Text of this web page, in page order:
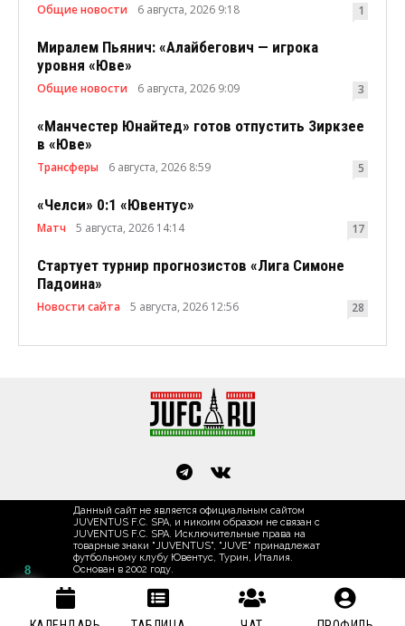
Общие новости 6 августа, 2026 9:18 1
Миралем Пьянич: «Алайбегович — игрока
уровня «Юве»
Общие новости 6 августа, 2026 9:09 3
«Манчестер Юнайтед» готов отпустить Зиркзее
в «Юве»
Трансферы 6 августа, 2026 8:59 5
«Челси» 0:1 «Ювентус»
Матч 5 августа, 2026 14:14 17
Стартует турнир прогнозистов «Лига Симоне
Падоина»
Новости сайта 5 августа, 2026 12:56 28
Данный сайт не является официальным сайтом
JUVENTUS F.C. SPA, и никоим образом не связан с
JUVENTUS F.C. SPA. Исключительные права на
товарные знаки "JUVENTUS", "JUVE" принадлежат
футбольному клубу Ювентус, Турин, Италия.
Основан в 2002 году.
8